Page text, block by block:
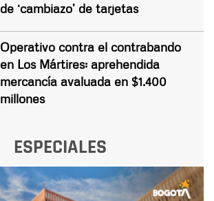
de ‘cambiazo’ de tarjetas
Operativo contra el contrabando
en Los Mártires: aprehendida
mercancía avaluada en $1.400
millones
ESPECIALES